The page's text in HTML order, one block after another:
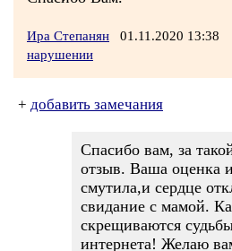
Ира Степанян 01.11.2020 13:38
нарушении
+ добавить замечания
Спасибо вам, за
отзыв. Ваша оценка
смутила,и сердце
свидание с мамой.
скрещиваются
интернета! Желаю